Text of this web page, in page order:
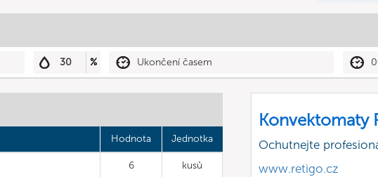
30 % Ukončení časem
Hodnota Jednotka
6 kusů
Konvektomaty
Ochutnejte
www.retigo.cz